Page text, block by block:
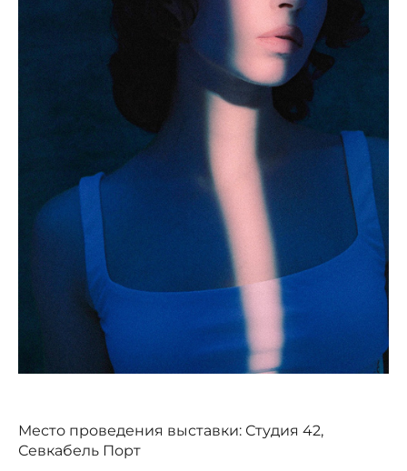
Место проведения выставки: Студия 42,
Севкабель Порт